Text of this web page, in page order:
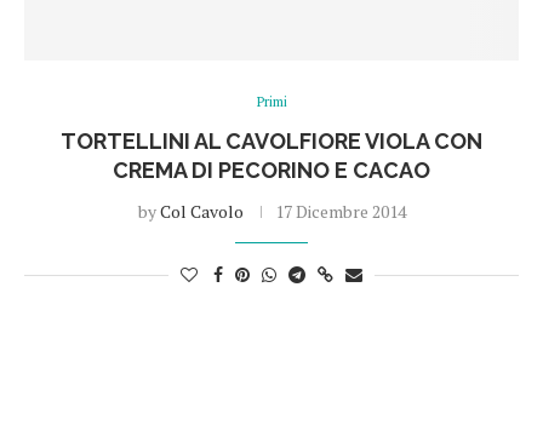
Primi
TORTELLINI AL CAVOLFIORE VIOLA CON
CREMA DI PECORINO E CACAO
byCol Cavolo 17 Dicembre 2014